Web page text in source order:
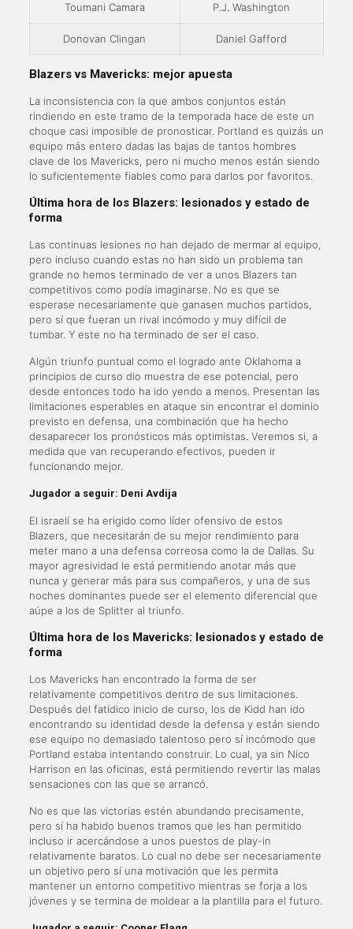
Toumani Camara P.J. Washington
Donovan Clingan Daniel Gafford
Blazers vs Mavericks: mejor apuesta
La inconsistencia con la que ambos conjuntos están
rindiendo en este tramo de la temporada hace de este un
choque casi imposible de pronosticar. Portland es quizás un
equipo más entero dadas las bajas de tantos hombres
clave de los Mavericks, pero ni mucho menos están siendo
lo suficientemente fiables como para darlos por favoritos.
Última hora de los Blazers: lesionados y estado de
forma
Las continuas lesiones no han dejado de mermar al equipo,
pero incluso cuando estas no han sido un problema tan
grande no hemos terminado de ver a unos Blazers tan
competitivos como podía imaginarse. No es que se
esperase necesariamente que ganasen muchos partidos,
pero sí que fueran un rival incómodo y muy difícil de
tumbar. Y este no ha terminado de ser el caso.
Algún triunfo puntual como el logrado ante Oklahoma a
principios de curso dio muestra de ese potencial, pero
desde entonces todo ha ido yendo a menos. Presentan las
limitaciones esperables en ataque sin encontrar el dominio
previsto en defensa, una combinación que ha hecho
desaparecer los pronósticos más optimistas. Veremos si, a
medida que van recuperando efectivos, pueden ir
funcionando mejor.
Jugador a seguir: Deni Avdija
El israelí se ha erigido como líder ofensivo de estos
Blazers, que necesitarán de su mejor rendimiento para
meter mano a una defensa correosa como la de Dallas. Su
mayor agresividad le está permitiendo anotar más que
nunca y generar más para sus compañeros, y una de sus
noches dominantes puede ser el elemento diferencial que
aúpe a los de Splitter al triunfo.
Última hora de los Mavericks: lesionados y estado de
forma
Los Mavericks han encontrado la forma de ser
relativamente competitivos dentro de sus limitaciones.
Después del fatídico inicio de curso, los de Kidd han ido
encontrando su identidad desde la defensa y están siendo
ese equipo no demasiado talentoso pero sí incómodo que
Portland estaba intentando construir. Lo cual, ya sin Nico
Harrison en las oficinas, está permitiendo revertir las malas
sensaciones con las que se arrancó.
No es que las victorias estén abundando precisamente,
pero sí ha habido buenos tramos que les han permitido
incluso ir acercándose a unos puestos de play-in
relativamente baratos. Lo cual no debe ser necesariamente
un objetivo pero sí una motivación que les permita
mantener un entorno competitivo mientras se forja a los
jóvenes y se termina de moldear a la plantilla para el futuro.